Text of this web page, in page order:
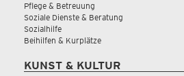
Pflege & Betreuung
Soziale Dienste & Beratung
Sozialhilfe
Beihilfen & Kurplätze
KUNST & KULTUR